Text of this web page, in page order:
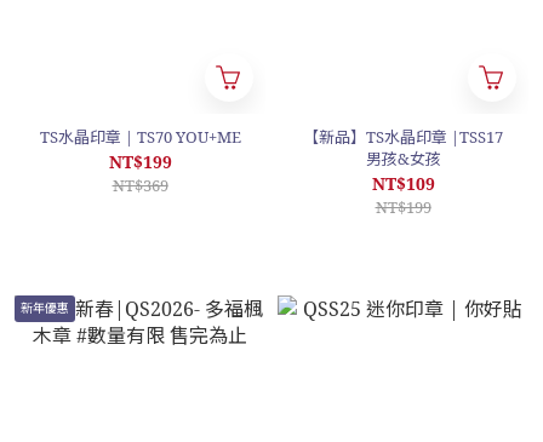
TS水晶印章 | TS70 YOU+ME
NT$199
NT$369
【新品】TS水晶印章 |TSS17
男孩&女孩
NT$109
NT$199
新年優惠